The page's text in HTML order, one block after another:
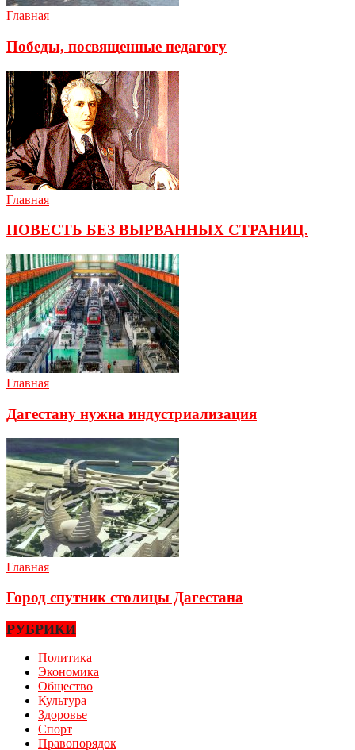
Главная
Победы, посвященные педагогу
Главная
ПОВЕСТЬ БЕЗ ВЫРВАННЫХ СТРАНИЦ.
Главная
Дагестану нужна индустриализация
Главная
Город спутник столицы Дагестана
РУБРИКИ
Политика
Экономика
Общество
Культура
Здоровье
Спорт
Правопорядок